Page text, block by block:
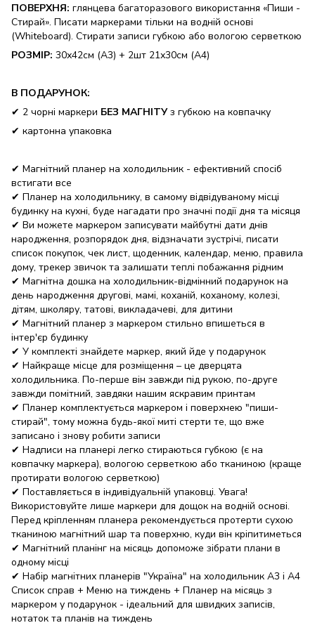
ПОВЕРХНЯ: глянцева багаторазового використання «Пиши -
Стирай». Писати маркерами тільки на водній основі
(Whiteboard). Стирати записи губкою або вологою серветкою
РОЗМІР: 30х42см (А3) + 2шт 21х30см (А4)
В ПОДАРУНОК:
✔ 2 чорні маркери БЕЗ МАГНІТУз губкою на ковпачку
✔ картонна упаковка
✔ Магнітний планер на холодильник - ефективний спосіб
встигати все
✔ Планер на холодильнику, в самому відвідуваному місці
будинку на кухні, буде нагадати про значні події дня та місяця
✔ Ви можете маркером записувати майбутні дати днів
народження, розпорядок дня, відзначати зустрічі, писати
список покупок, чек лист, щоденник, календар, меню, правила
дому, трекер звичок та залишати теплі побажання рідним
✔ Магнітна дошка на холодильник-відмінний подарунок на
день народження другові, мамі, коханій, коханому, колезі,
дітям, школяру, татові, викладачеві, для дитини
✔ Магнітний планер з маркером стильно впишеться в
інтер'єр будинку
✔ У комплекті знайдете маркер, який йде у подарунок
✔ Найкраще місце для розміщення – це дверцята
холодильника. По-перше він завжди під рукою, по-друге
завжди помітний, завдяки нашим яскравим принтам
✔ Планер комплектується маркером і поверхнею "пиши-
стирай", тому можна будь-якої миті стерти те, що вже
записано і знову робити записи
✔ Надписи на планері легко стираються губкою (є на
ковпачку маркера), вологою серветкою або тканиною (краще
протирати вологою серветкою)
✔ Поставляється в індивідуальній упаковці. Увага!
Використовуйте лише маркери для дощок на водній основі.
Перед кріпленням планера рекомендується протерти сухою
тканиною магнітний шар та поверхню, куди він кріпитиметься
✔ Магнітний планінг на місяць допоможе зібрати плани в
одному місці
✔ Набір магнітних планерів "Україна" на холодильник А3 і А4
Список справ + Меню на тиждень + Планер на місяць з
маркером у подарунок - ідеальний для швидких записів,
нотаток та планів на тиждень